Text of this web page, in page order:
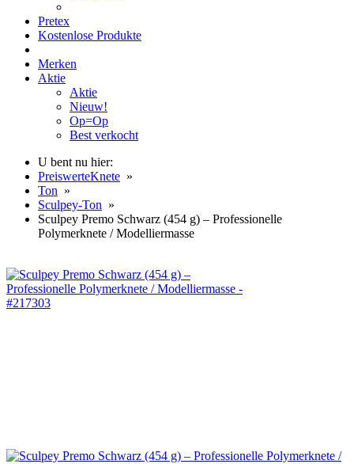
Pretex
Kostenlose Produkte
Merken
Aktie
Aktie
Nieuw!
Op=Op
Best verkocht
U bent nu hier:
PreiswerteKnete »
Ton »
Sculpey-Ton »
Sculpey Premo Schwarz (454 g) – Professionelle
Polymerknete / Modelliermasse